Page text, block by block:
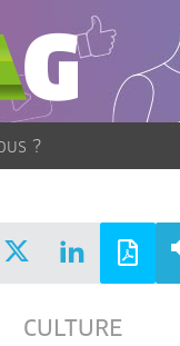
CULTURE